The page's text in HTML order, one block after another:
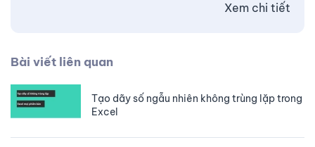
Xem chi tiết
Bài viết liên quan
Tạo dãy số ngẫu nhiên không trùng lặp trong
Excel